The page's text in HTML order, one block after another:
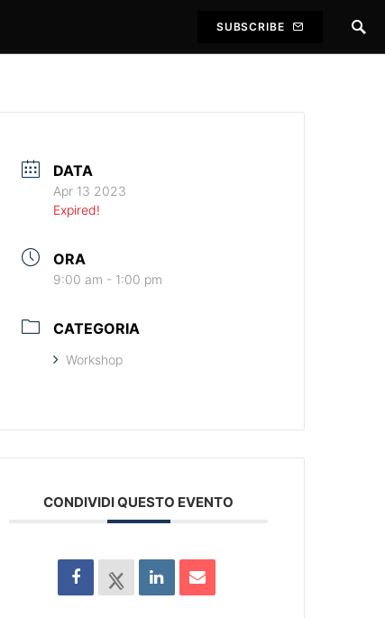
SUBSCRIBE
DATA
Apr 13 2023
Expired!
ORA
9:00 am - 1:00 pm
CATEGORIA
Workshop
CONDIVIDI QUESTO EVENTO